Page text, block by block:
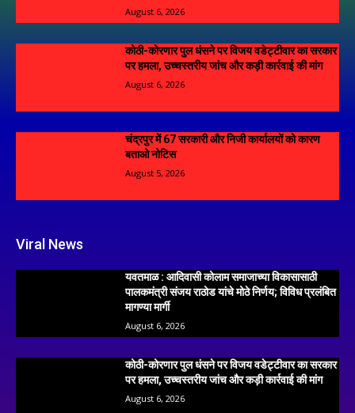
August 6, 2026
कोठी-कोरणार पुल धंसने पर विजय वडेट्टीवार का सरकार
पर हमला, उच्चस्तरीय जांच और कड़ी कार्रवाई की मांग
August 6, 2026
चंद्रपुर में 67 सरकारी और निजी कार्यालयों को कारण
बताओ नोटिस
August 5, 2026
Viral News
यवतमाळ : आदिवासी कोलाम समाजाच्या विकासासाठी
पालकमंत्री संजय राठोड यांचे मोठे निर्णय; विविध प्रलंबित
मागण्या मार्गी
August 6, 2026
कोठी-कोरणार पुल धंसने पर विजय वडेट्टीवार का सरकार
पर हमला, उच्चस्तरीय जांच और कड़ी कार्रवाई की मांग
August 6, 2026